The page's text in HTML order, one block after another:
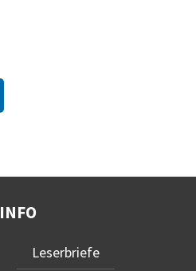
INFO
Leserbriefe